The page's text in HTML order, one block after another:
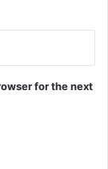
for the next